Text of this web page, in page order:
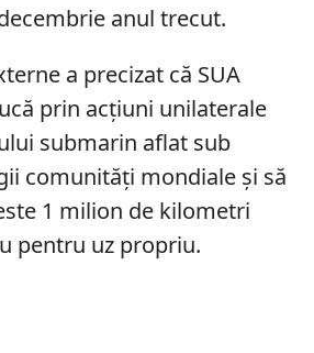
anul trecut.
a precizat că SUA
prin acțiuni unilaterale
submarin aflat sub
comunități mondiale și să
1 milion de kilometri
pentru uz propriu.